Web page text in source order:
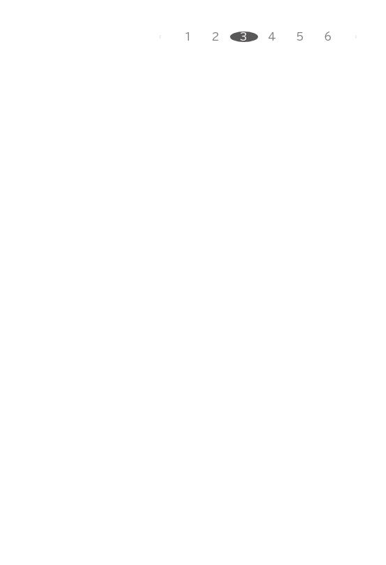
1 2 3 4 5 6